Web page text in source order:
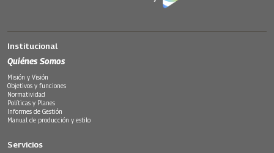
Institucional
Quiénes Somos
Misión y Visión
Objetivos y funciones
Normatividad
Políticas y Planes
Informes de Gestión
Manual de producción y estilo
Servicios